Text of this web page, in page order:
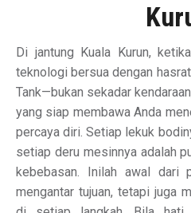
Di jantung Kuala Kurun,
teknologi bersua dengan
Tank—bukan sekadar
yang siap membawa Anda
percaya diri. Setiap lekuk
setiap deru mesinnya adalah
kebebasan. Inilah awal dari
mengantar tujuan, tetapi juga